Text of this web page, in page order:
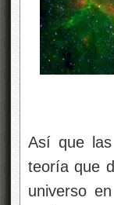
Así que
teoría que
universo